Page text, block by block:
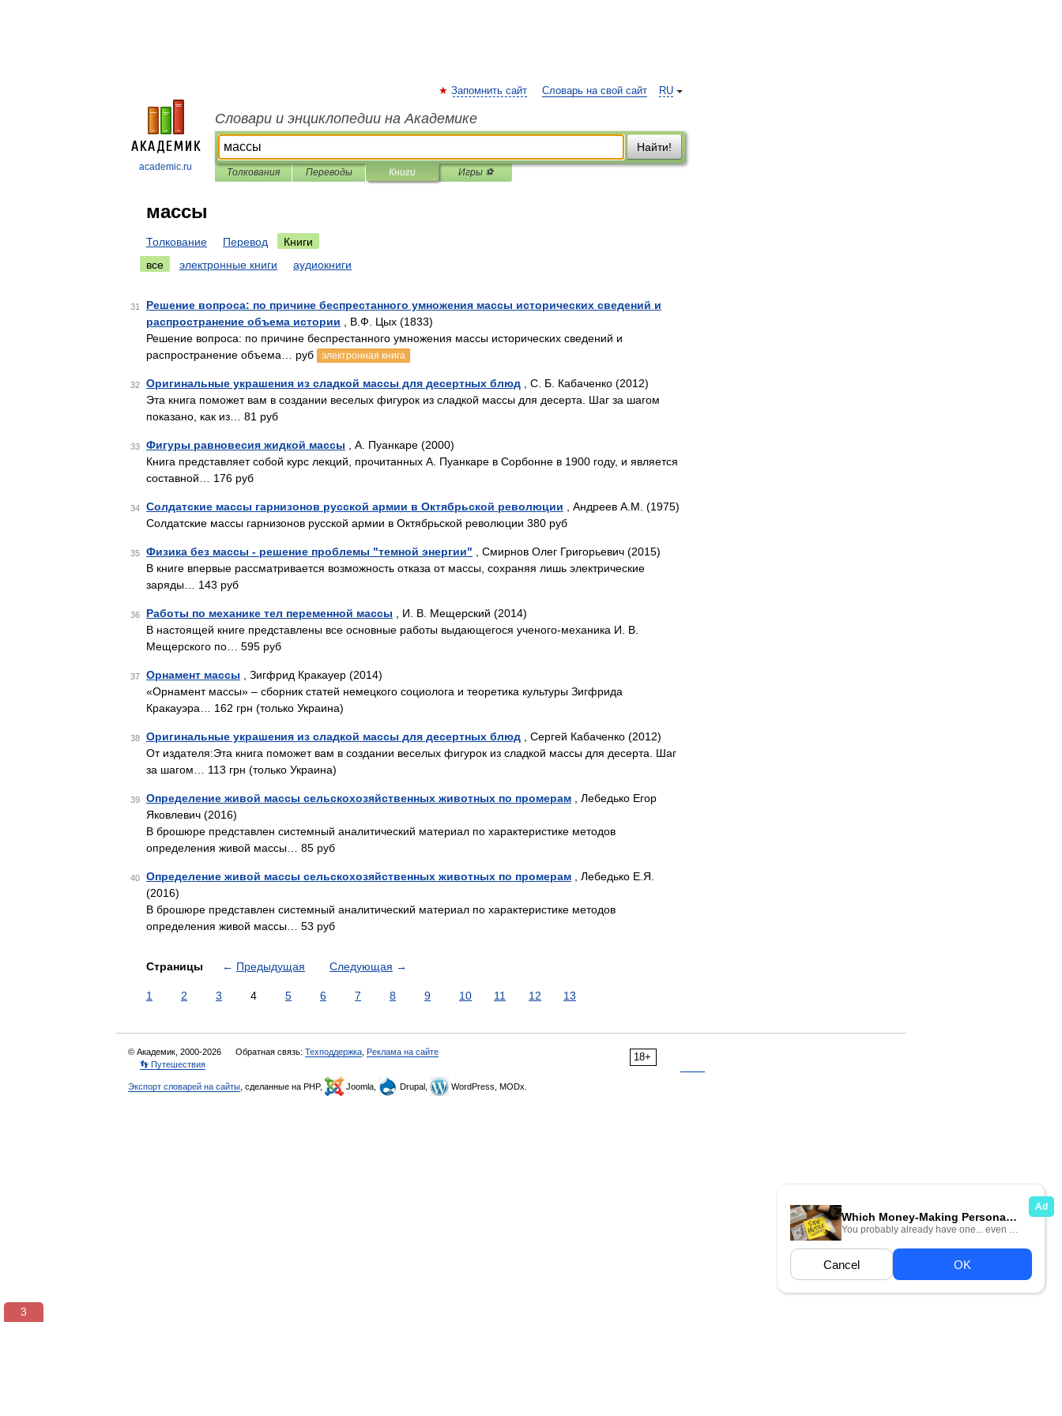
academic.ru
RU
Запомнить сайт Словарь на свой сайт
Словари и энциклопедии на Академике
Найти!
Толкования Переводы Книги Игры ⚽
массы
Толкование Перевод
Книги
все
электронные книги аудиокниги
31
Решение вопроса: по причине беспрестанного умножения массы исторических сведений и
распространение объема истории , В.Ф. Цых (1833)
Решение вопроса: по причине беспрестанного умножения массы исторических сведений и
распространение объема… руб
электронная книга
32 Оригинальные украшения из сладкой массы для десертных блюд , С. Б. Кабаченко (2012)
Эта книга поможет вам в создании веселых фигурок из сладкой массы для десерта. Шаг за шагом
показано, как из… 81 руб
33 Фигуры равновесия жидкой массы , А. Пуанкаре (2000)
Книга представляет собой курс лекций, прочитанных А. Пуанкаре в Сорбонне в 1900 году, и является
составной… 176 руб
34 Солдатские массы гарнизонов русской армии в Октябрьской революции , Андреев А.М. (1975)
Солдатские массы гарнизонов русской армии в Октябрьской революции 380 руб
35 Физика без массы - решение проблемы "темной энергии" , Смирнов Олег Григорьевич (2015)
В книге впервые рассматривается возможность отказа от массы, сохраняя лишь электрические
заряды… 143 руб
36 Работы по механике тел переменной массы , И. В. Мещерский (2014)
В настоящей книге представлены все основные работы выдающегося ученого-механика И. В.
Мещерского по… 595 руб
37 Орнамент массы , Зигфрид Кракауер (2014)
«Орнамент массы» – сборник статей немецкого социолога и теоретика культуры Зигфрида
Кракауэра… 162 грн (только Украина)
38 Оригинальные украшения из сладкой массы для десертных блюд , Сергей Кабаченко (2012)
От издателя:Эта книга поможет вам в создании веселых фигурок из сладкой массы для десерта. Шаг
за шагом… 113 грн (только Украина)
39 Определение живой массы сельскохозяйственных животных по промерам , Лебедько Егор
Яковлевич (2016)
В брошюре представлен системный аналитический материал по характеристике методов
определения живой массы… 85 руб
40 Определение живой массы сельскохозяйственных животных по промерам , Лебедько Е.Я.
(2016)
В брошюре представлен системный аналитический материал по характеристике методов
определения живой массы… 53 руб
Страницы ← Предыдущая Следующая →
1 2 3 4 5 6 7 8 9 10 11 12 13
18+
© Академик, 2000-2026 Обратная связь: Техподдержка Реклама на сайте
👣 Путешествия
Экспорт словарей на сайты , сделанные на PHP, Joomla, Drupal, WordPress, MODx.
3